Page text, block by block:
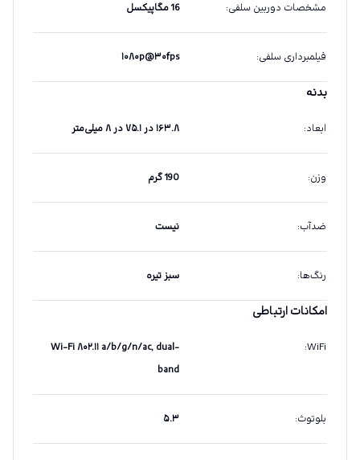
مشخصات دوربین سلفی: 16 مگاپیکسل
فیلمبرداری سلفی: ۱۰۸۰p@۳۰fps
بدنه
ابعاد: ۱۶۳.۸ در ۷۵.۱ در ۸ میلی‌متر
وزن: 190 گرم
ضدآب: نیست
رنگ‌ها: سبز تیره
امکانات ارتباطی
WiFi
:
Wi-Fi ۸۰۲.۱۱ a/b/g/n/ac, dual-
band
بلوتوث: ۵.۳